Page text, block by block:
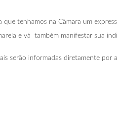
tenhamos na Câmara um
e vá também manifestar sua
serão informadas diretamente por